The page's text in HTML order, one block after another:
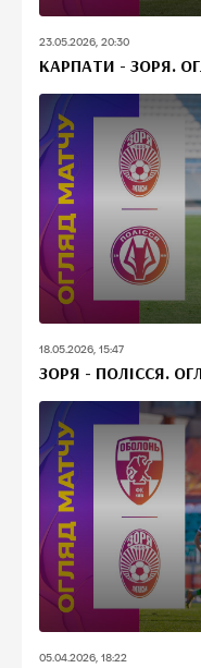
23.05.2026, 20:30
КАРПАТИ - ЗОРЯ.
18.05.2026, 15:47
ЗОРЯ - ПОЛІССЯ.
05.04.2026, 18:22